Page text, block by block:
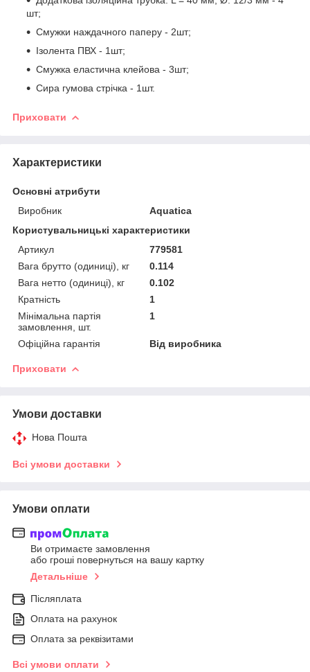
шт;
Смужки наждачного паперу - 2шт;
Ізолента ПВХ - 1шт;
Смужка еластична клейова - 3шт;
Сира гумова стрічка - 1шт.
Приховати
Характеристики
Основні атрибути
Виробник
Aquatica
Користувальницькі характеристики
Артикул
779581
Вага брутто (одиниці), кг
0.114
Вага нетто (одиниці), кг
0.102
Кратність
1
Мінімальна партія
замовлення, шт.
1
Офіційна гарантія Від виробника
Приховати
Умови доставки
Нова Пошта
Всі умови доставки
Умови оплати
Ви отримаєте замовлення
або гроші повернуться на вашу картку
Детальніше
Післяплата
Оплата на рахунок
Оплата за реквізитами
Всі умови оплати